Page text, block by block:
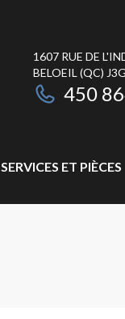
1607 RUE DE
BELOEIL (QC)
450
SERVICES ET PIÈCES